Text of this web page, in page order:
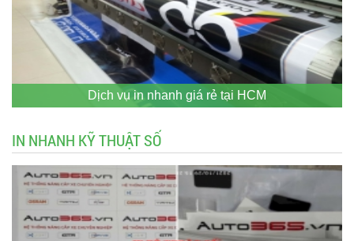
Dịch vụ in nhanh giá rẻ tại HCM
IN NHANH KỸ THUẬT SỐ